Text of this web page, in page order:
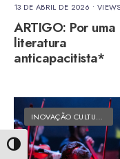
Alternar alto contraste
13 DE ABRIL DE 2026 •
ARTIGO: Por uma
literatura
anticapacitista*
INOVAÇÃO CULTURAL